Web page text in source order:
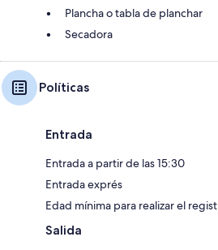
Plancha o tabla de planchar
Secadora
Políticas
Entrada
Entrada a partir de las 15:30
Entrada exprés
Edad mínima para realizar el
Salida